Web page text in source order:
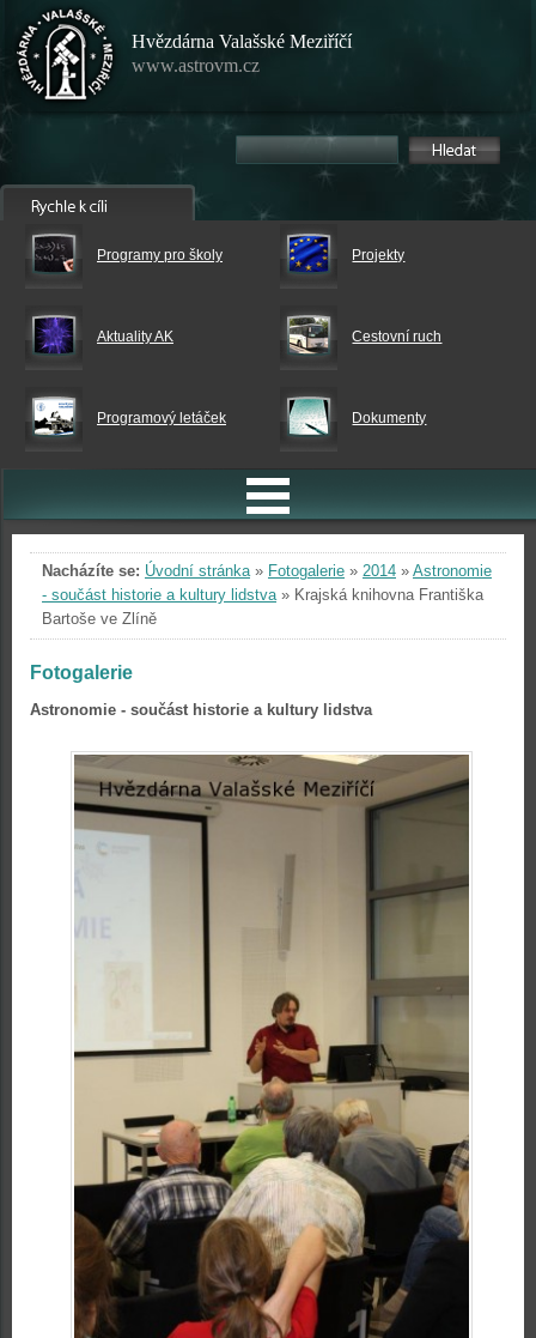
Hvězdárna Valašské Meziříčí
www.astrovm.cz
Programy pro školy Projekty
Aktuality AK Cestovní ruch
Programový letáček Dokumenty
Nacházíte se: Úvodní stránka» Fotogalerie » 2014 » Astronomie
- součást historie a kultury lidstva» Krajská knihovna Františka
Bartoše ve Zlíně
Fotogalerie
Astronomie - součást historie a kultury lidstva